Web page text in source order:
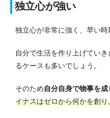
独立心が強い
独立心が非常に強く、早い時
自分で生活を作り上げてい
るケースも多いでしょう。
そのため自分自身で物事を成
イナスはゼロから何かを創